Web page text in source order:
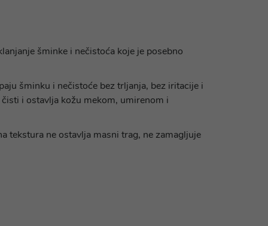
šminke i nečistoća koje je posebno
šminku i nečistoće bez trljanja, bez iritacije i
i ostavlja kožu mekom, umirenom i
tekstura ne ostavlja masni trag, ne zamagljuje